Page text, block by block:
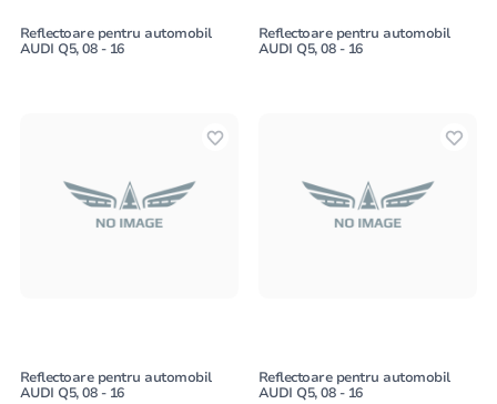
Reflectoare pentru automobil
AUDI Q5, 08 - 16
Reflectoare pentru automobil
AUDI Q5, 08 - 16
Reflectoare pentru automobil
AUDI Q5, 08 - 16
Reflectoare pentru automobil
AUDI Q5, 08 - 16